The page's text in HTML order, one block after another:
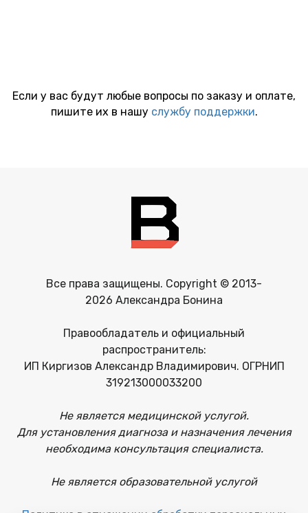
Если у вас будут любые вопросы по заказу и оплате,
пишите их в нашу службу поддержки.
Все права защищены. Copyright © 2013-
2026 Александра Бонина
Правообладатель и официальный
распространитель:
ИП Киргизов Александр Владимирович. ОГРНИП
319213000033200
Не является медицинской услугой.
Для установления диагноза и назначения лечения
необходима консультация специалиста.
Не является образовательной услугой